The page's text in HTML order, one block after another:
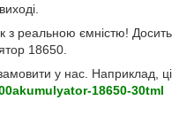
з реальною ємністю! Досить
18650.
у нас. Наприклад, ці
18650-30tml